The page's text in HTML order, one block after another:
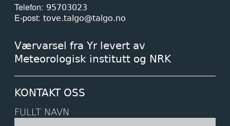
Telefon
95703023
E-post tove.talgo@talgo.no
Værvarsel fra Yr levert av
Meteorologisk institutt og NRK
KONTAKT OSS
FULLT NAVN